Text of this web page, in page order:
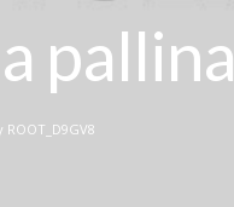
pallina
ROOT_D9GV8